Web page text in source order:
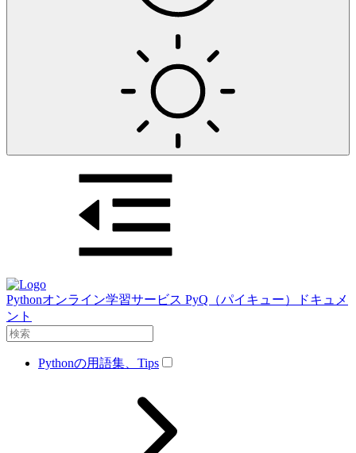
Pythonオンライン学習サービス PyQ（パイキュー）ドキュメ
ント
Pythonの用語集、Tips